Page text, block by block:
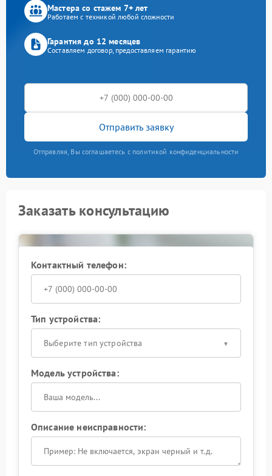
Мастера со стажем 7+ лет
Работаем с техникой любой сложности
Гарантия до 12 месяцев
Составляем договор, предоставляем гарантию
Отправить заявку
Отправляя, Вы соглашаетесь с политикой конфиденциальности
Заказать консультацию
Контактный телефон:
Тип устройства:
Выберите тип устройства
Модель устройства:
Описание неисправности: